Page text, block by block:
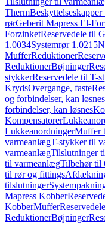
Therm
rørGeberit Mapress El-
ForzinketReservedele til
1.0034Systemrør 1.0215
MufferReduktioner
ReduktionerBøjninger
stykkerReservedele til T-
KrydsOvergange, faste
og forbindelser, kan løsnes
forbindelser, kan løsnes
Kompensatorer
LukkeanordningerMuffer
varmeanlægT-stykker til
varmeanlægTilslutninger
til varmeanlægTilbehør til
til rør og fittings
tilslutninger
Mapress Kobber
KobberMuffer
ReduktionerBøjninger